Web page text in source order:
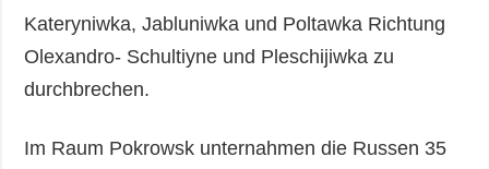
Kateryniwka, Jabluniwka und Poltawka Richtung
Olexandro- Schultiyne und Pleschijiwka zu
durchbrechen.
Im Raum Pokrowsk unternahmen die Russen 35